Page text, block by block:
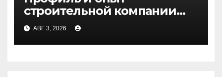
строительной компании
Медичи
АВГ 3, 2026